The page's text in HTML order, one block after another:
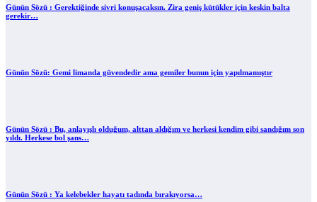
Günün Sözü : Gerektiğinde sivri konuşacaksın. Zira geniş kütükler için keskin balta
gerekir…
Günün Sözü: Gemi limanda güvendedir ama gemiler bunun için yapılmamıştır
Günün Sözü : Bu, anlayışlı olduğum, alttan aldığım ve herkesi kendim gibi sandığım son
yıldı. Herkese bol şans…
Günün Sözü : Ya kelebekler hayatı tadında bırakıyorsa…